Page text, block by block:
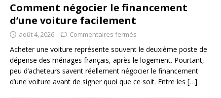
Comment négocier le financement
d’une voiture facilement
août 4, 2026 Commentaires fermés
Acheter une voiture représente souvent le deuxième poste de
dépense des ménages français, après le logement. Pourtant,
peu d’acheteurs savent réellement négocier le financement
d’une voiture avant de signer quoi que ce soit. Entre les […]